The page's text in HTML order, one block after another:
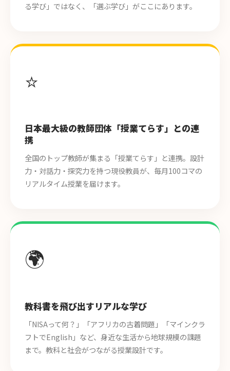
る学び」ではなく、「選ぶ学び」がここにあります。
⭐
日本最大級の教師団体「授業てらす」との連
携
全国のトップ教師が集まる「授業てらす」と連携。設計
力・対話力・探究力を持つ現役教員が、毎月100コマの
リアルタイム授業を届けます。
🌍
教科書を飛び出すリアルな学び
「NISAって何？」「アフリカの古着問題」「マインクラ
フトでEnglish」など、身近な生活から地球規模の課題
まで。教科と社会がつながる授業設計です。